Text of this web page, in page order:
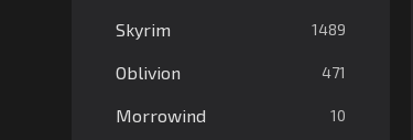
Skyrim 1489
Oblivion 471
Morrowind 10